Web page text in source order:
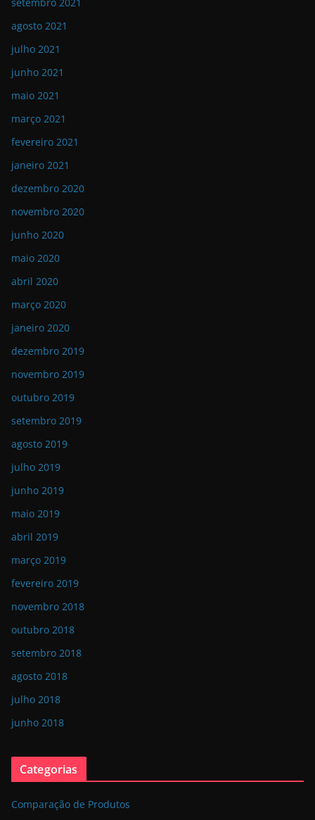
agosto 2021
julho 2021
junho 2021
maio 2021
março 2021
fevereiro 2021
janeiro 2021
dezembro 2020
novembro 2020
junho 2020
maio 2020
abril 2020
março 2020
janeiro 2020
dezembro 2019
novembro 2019
outubro 2019
setembro 2019
agosto 2019
julho 2019
junho 2019
maio 2019
abril 2019
março 2019
fevereiro 2019
novembro 2018
outubro 2018
setembro 2018
agosto 2018
julho 2018
junho 2018
Categorias
Comparação de Produtos